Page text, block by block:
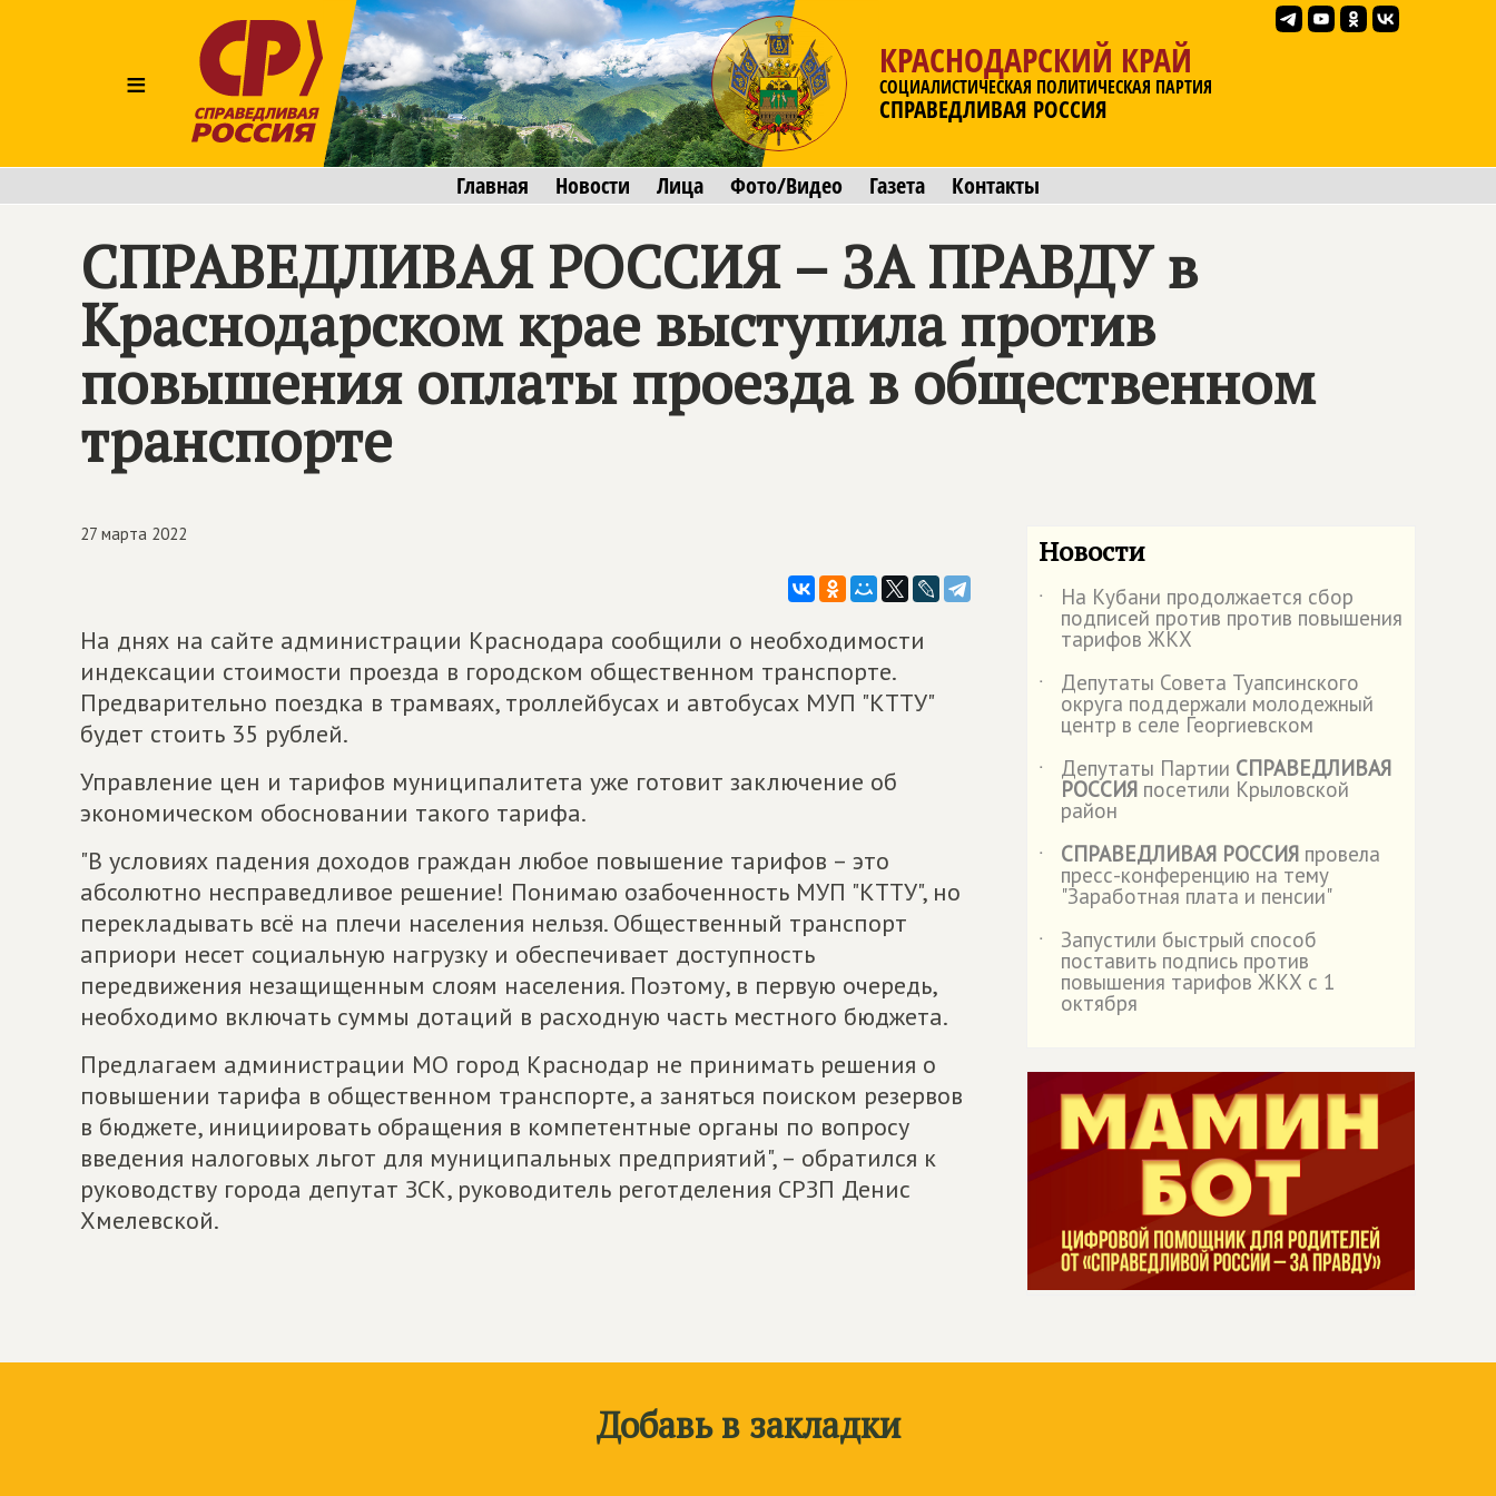
≡
КРАСНОДАРСКИЙ КРАЙ
СОЦИАЛИСТИЧЕСКАЯ ПОЛИТИЧЕСКАЯ ПАРТИЯ
СПРАВЕДЛИВАЯ РОССИЯ
Главная Новости Лица Фото/Видео Газета Контакты
СПРАВЕДЛИВАЯ РОССИЯ – ЗА ПРАВДУв
Краснодарском крае выступила против
повышения оплаты проезда в общественном
транспорте
27 марта 2022
На днях на сайте администрации Краснодара сообщили о необходимости
индексации стоимости проезда в городском общественном транспорте.
Предварительно поездка в трамваях, троллейбусах и автобусах МУП "КТТУ"
будет стоить 35 рублей.
Управление цен и тарифов муниципалитета уже готовит заключение об
экономическом обосновании такого тарифа.
"В условиях падения доходов граждан любое повышение тарифов – это
абсолютно несправедливое решение! Понимаю озабоченность МУП "КТТУ", но
перекладывать всё на плечи населения нельзя. Общественный транспорт
априори несет социальную нагрузку и обеспечивает доступность
передвижения незащищенным слоям населения. Поэтому, в первую очередь,
необходимо включать суммы дотаций в расходную часть местного бюджета.
Предлагаем администрации МО город Краснодар не принимать решения о
повышении тарифа в общественном транспорте, а заняться поиском резервов
в бюджете, инициировать обращения в компетентные органы по вопросу
введения налоговых льгот для муниципальных предприятий", – обратился к
руководству города депутат ЗСК, руководитель реготделения СРЗП Денис
Хмелевской.
Новости
˙ На Кубани продолжается сбор
подписей против против повышения
тарифов ЖКХ
˙
Депутаты Совета Туапсинского
округа поддержали молодежный
центр в селе Георгиевском
˙
Депутаты Партии СПРАВЕДЛИВАЯ
РОССИЯ посетили Крыловской
район
˙
СПРАВЕДЛИВАЯ РОССИЯ провела
пресс-конференцию на тему
"Заработная плата и пенсии"
˙
Запустили быстрый способ
поставить подпись против
повышения тарифов ЖКХ с 1
октября
Добавь в закладки